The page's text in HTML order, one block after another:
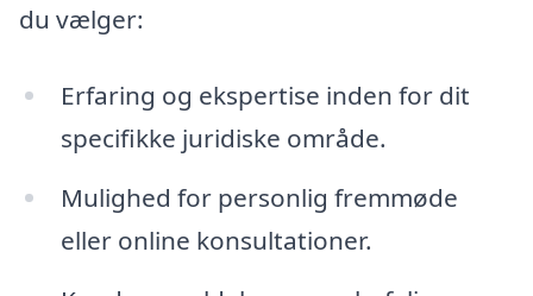
du vælger:
Erfaring og ekspertise inden for dit
specifikke juridiske område.
Mulighed for personlig fremmøde
eller online konsultationer.